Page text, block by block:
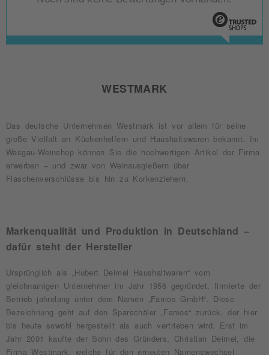
WESTMARK
Das deutsche Unternehmen Westmark ist vor allem für seine
große Vielfalt an Küchenhelfern und Haushaltswaren bekannt. Im
Wasgau-Weinshop können Sie die hochwertigen Artikel der Firma
erwerben – und zwar von Weinausgießern über
Flaschenverschlüsse bis hin zu Korkenziehern.
Markenqualität und Produktion in Deutschland –
dafür steht der Hersteller
Ursprünglich als „Hubert Deimel Haushaltwaren“ vom
gleichnamigen Unternehmer im Jahr 1956 gegründet, firmierte der
Betrieb jahrelang unter dem Namen „Famos GmbH“. Diese
Bezeichnung geht auf den Sparschäler „Famos“ zurück, der hier
bis heute sowohl hergestellt als auch vertrieben wird. Erst im
Jahr 2001 kaufte der Sohn des Gründers, Christian Deimel, die
Firma Westmark, welche für den erneuten Namenswechsel